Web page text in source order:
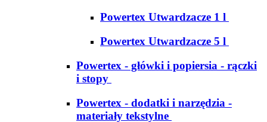
Powertex Utwardzacze 1 l
Powertex Utwardzacze 5 l
Powertex - główki i popiersia - rączki
i stopy
Powertex - dodatki i narzędzia -
materiały tekstylne